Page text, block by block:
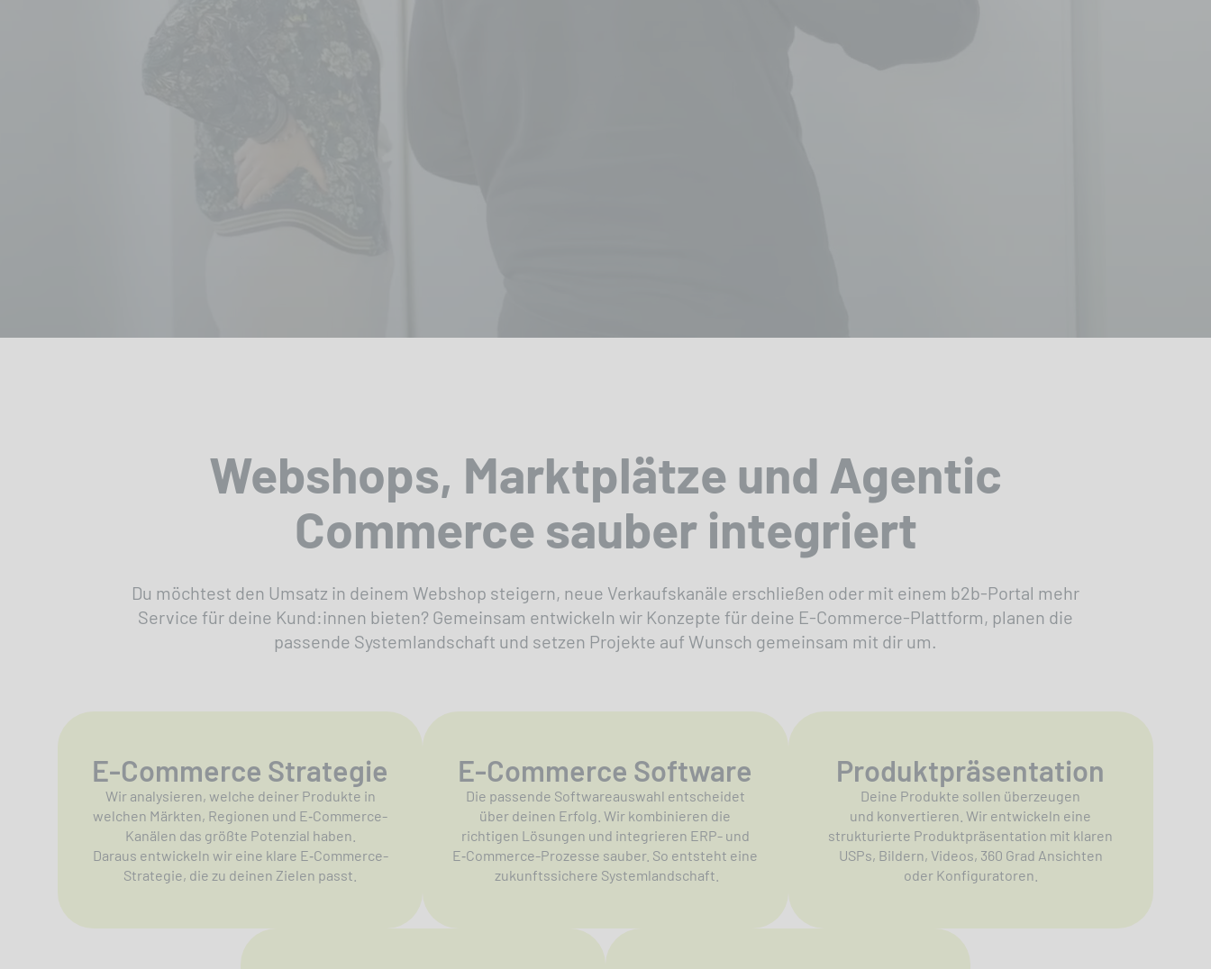
Webshops, Marktplätze und Agentic
Commerce sauber integriert
Du möchtest den Umsatz in deinem Webshop steigern, neue Verkaufskanäle erschließen oder mit einem b2b-Portal mehr
Service für deine Kund:innen bieten? Gemeinsam entwickeln wir Konzepte für deine E-Commerce-Plattform, planen die
passende Systemlandschaft und setzen Projekte auf Wunsch gemeinsam mit dir um.
E-Commerce Strategie
Wir analysieren, welche deiner Produkte in
welchen Märkten, Regionen und E‑Commerce-
Kanälen das größte Potenzial haben.
Daraus entwickeln wir eine klare E‑Commerce-
Strategie, die zu deinen Zielen passt.
E-Commerce Software
Die passende Softwareauswahl entscheidet
über deinen Erfolg. Wir kombinieren die
richtigen Lösungen und integrieren ERP- und
E‑Commerce-Prozesse sauber. So entsteht eine
zukunftssichere Systemlandschaft.
Produktpräsentation
Deine Produkte sollen überzeugen
und konvertieren. Wir entwickeln eine
strukturierte Produktpräsentation mit klaren
USPs, Bildern, Videos, 360 Grad Ansichten
oder Konfiguratoren.